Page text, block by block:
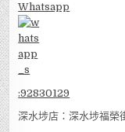
Whatsapp
:92830129
深水埗店：深水埗福榮